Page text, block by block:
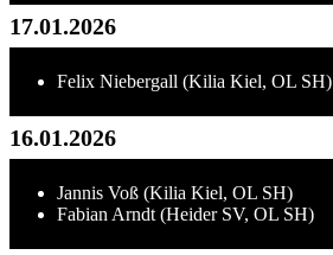
17.01.2026
Felix Niebergall (Kilia Kiel, OL SH)
16.01.2026
Jannis Voß (Kilia Kiel, OL SH)
Fabian Arndt (Heider SV, OL SH)